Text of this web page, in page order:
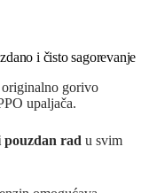
i čisto sagorevanje
gorivo
upaljača.
pouzdan rad u svim